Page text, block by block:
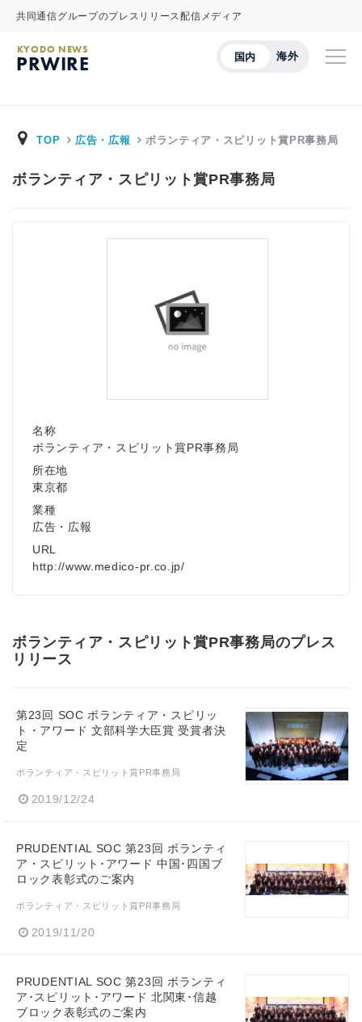
共同通信グループのプレスリリース配信メディア
国内 海外
KYODO NEWS
PRWIRE
TOP 広告・広報 ボランティア・スピリット賞PR事務局
ボランティア・スピリット賞PR事務局
名称
ボランティア・スピリット賞PR事務局
所在地
東京都
業種
広告・広報
URL
http://www.medico-pr.co.jp/
ボランティア・スピリット賞PR事務局のプレス
リリース
第23回 SOC ボランティア・スピリッ
ト・アワード 文部科学大臣賞 受賞者決
定
ボランティア・スピリット賞PR事務局
2019/12/24
PRUDENTIAL SOC 第23回 ボランティ
ア・スピリット･アワード 中国･四国ブ
ロック表彰式のご案内
ボランティア・スピリット賞PR事務局
2019/11/20
PRUDENTIAL SOC 第23回 ボランティ
ア･スピリット･アワード 北関東･信越
ブロック表彰式のご案内